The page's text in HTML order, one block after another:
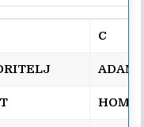
C
ADAM
HOMO